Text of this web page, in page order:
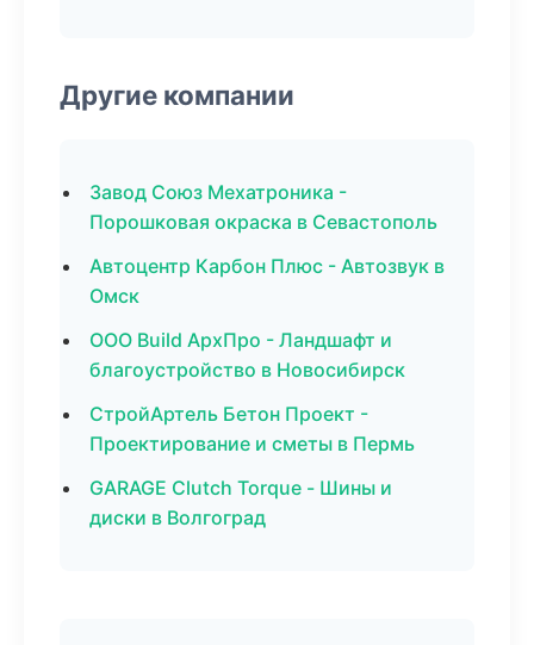
Другие компании
Завод Союз Мехатроника -
Порошковая окраска в Севастополь
Автоцентр Карбон Плюс - Автозвук в
Омск
ООО Build АрхПро - Ландшафт и
благоустройство в Новосибирск
СтройАртель Бетон Проект -
Проектирование и сметы в Пермь
GARAGE Clutch Torque - Шины и
диски в Волгоград